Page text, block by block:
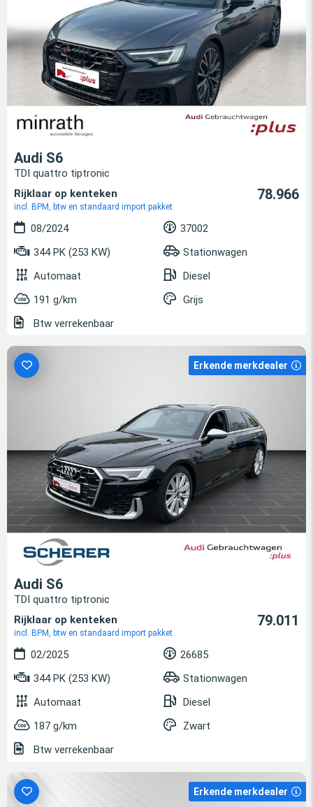
Audi S6
TDI quattro tiptronic
Rijklaar op kenteken
incl. BPM, btw en standaard import pakket
78.966
08/2024
37002
344 PK (253 KW)
Stationwagen
Automaat
Diesel
191 g/km
Grijs
Btw verrekenbaar
Erkende merkdealer
Audi S6
TDI quattro tiptronic
Rijklaar op kenteken
incl. BPM, btw en standaard import pakket
79.011
02/2025
26685
344 PK (253 KW)
Stationwagen
Automaat
Diesel
187 g/km
Zwart
Btw verrekenbaar
Erkende merkdealer